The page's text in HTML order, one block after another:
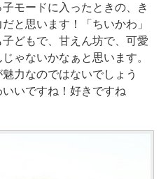
モードに入ったときの、き
と思います！「ちいかわ」
どもで、甘えん坊で、可愛
ゃないかなぁと思います。
力なのではないでしょう
いですね！好きですね